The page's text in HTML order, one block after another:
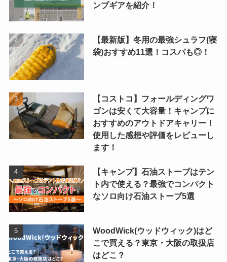
ンプギアを紹介！
【最新版】冬用の最強シュラフ(寝
袋)おすすめ11選！コスパも◎！
【コストコ】フォールディングワ
ゴンは安くて大容量！キャンプに
おすすめのアウトドアキャリー！
使用した感想や評価をレビューし
ます！
【キャンプ】石油ストーブはテン
ト内で使える？最強でコンパクト
なソロ向け石油ストーブ5選
WoodWick(ウッドウィック)はど
こで買える？東京・大阪の取扱店
はどこ？